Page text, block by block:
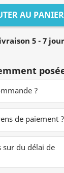
AU PANIER
5 - 7
?
de paiement ?
sur du délai de